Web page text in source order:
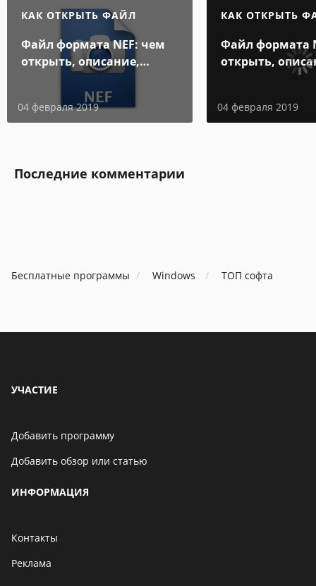
КАК ОТКРЫТЬ ФАЙЛ
Файл формата NEF: чем
открыть, описание,
04 февраля 2019
КАК ОТКРЫТЬ
Файл формата
открыть,
04 февраля 2019
Последние комментарии
Бесплатные программы Windows ТОП софта
УЧАСТИЕ
Добавить программу
Добавить обзор или статью
ИНФОРМАЦИЯ
Контакты
Реклама